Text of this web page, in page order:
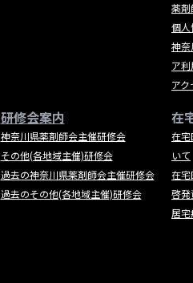
薬剤
個人
神奈
ア
アク
研修会案内
神奈川県薬剤師会主催研修会
その他(各地域主催)研修会
過去の神奈川県薬剤師会主催研修会
過去のその他(各地域主催)研修会
在
在宅
いて
在宅
啓発
居